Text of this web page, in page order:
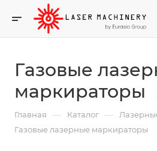
Газовые
маркираторы
Главная — Каталог —
Газовые лазерные маркираторы